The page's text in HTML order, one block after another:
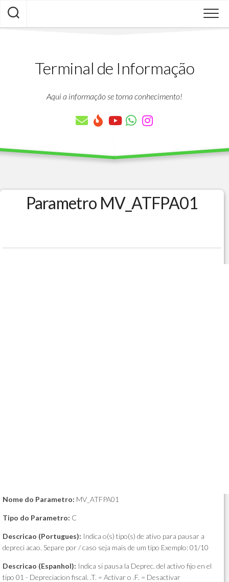
Skip
content
Terminal de Informação
Aqui a informação se torna conhecimento!
Parametro MV_ATFPA01
Nome do Parametro: MV_ATFPA01
Tipo do Parametro: C
Descricao (Portugues): Indica o(s) tipo(s) de ativo para pausar a
depreci acao. Separe por / caso seja mais de um tipo Exemplo: 01/10
Descricao (Espanhol): Indica si pausa la Deprec. del activo fijo en el
tipo 01 - Depreciacion fiscal. .T. = Activar o .F. = Desactivar